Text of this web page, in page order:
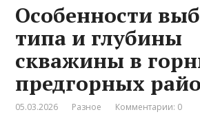
Особенности
типа и глубины
скважины в
предгорных
05.03.2026 Разное Комментарии: 0